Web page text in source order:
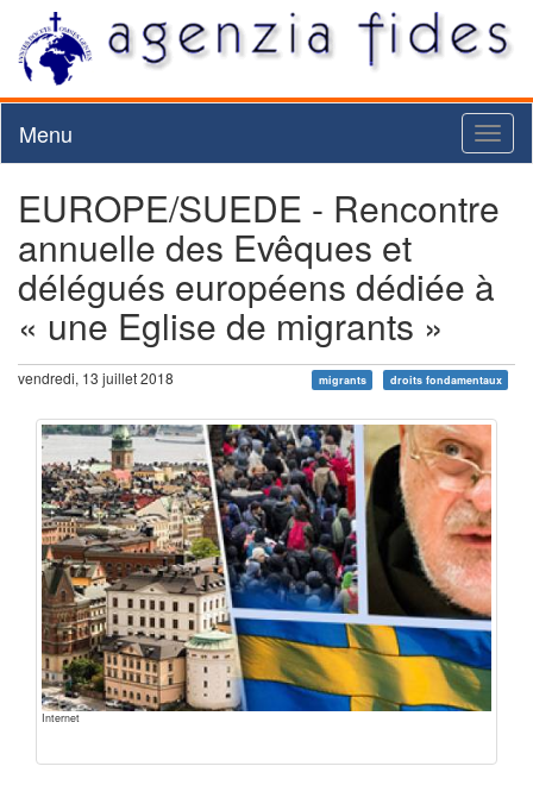
Menu
EUROPE/SUEDE - Rencontre
annuelle des Evêques et
délégués européens dédiée à
« une Eglise de migrants »
vendredi, 13 juillet 2018 migrants droits fondamentaux
Internet